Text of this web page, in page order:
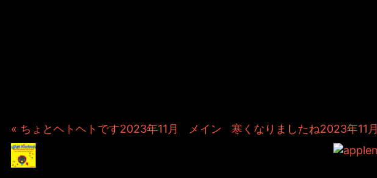
« ちょとヘトヘトです2023年11月 メイン 寒くなりましたね2023年11